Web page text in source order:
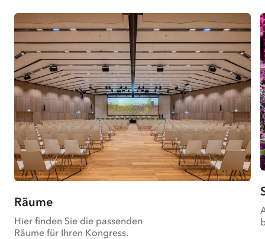
Räume
Hier finden Sie die passenden
Räume für Ihren Kongress.